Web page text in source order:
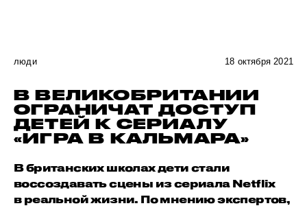
люди 18 октября 2021
В ВЕЛИКОБРИТАНИИ
ОГРАНИЧАТ ДОСТУП
ДЕТЕЙ К СЕРИАЛУ
«ИГРА В КАЛЬМАРА»
В британских школах дети стали
воссоздавать сцены из сериала Netflix
в реальной жизни. По мнению экспертов,